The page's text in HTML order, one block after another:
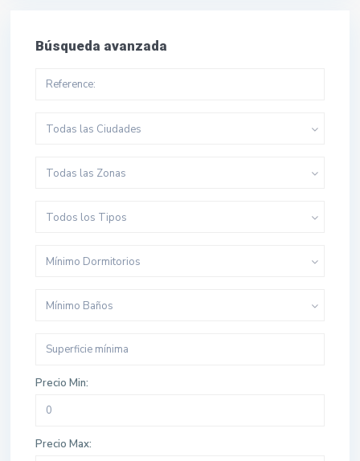
Búsqueda avanzada
Todas las Ciudades
Todas las Zonas
Todos los Tipos
Mínimo Dormitorios
Mínimo Baños
Precio Min:
Precio Max: